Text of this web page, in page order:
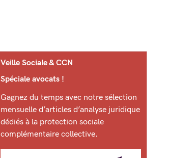
Veille Sociale & CCN
Spéciale avocats !
Gagnez du temps avec notre sélection
mensuelle d’articles d’analyse juridique
dédiés à la protection sociale
complémentaire collective.